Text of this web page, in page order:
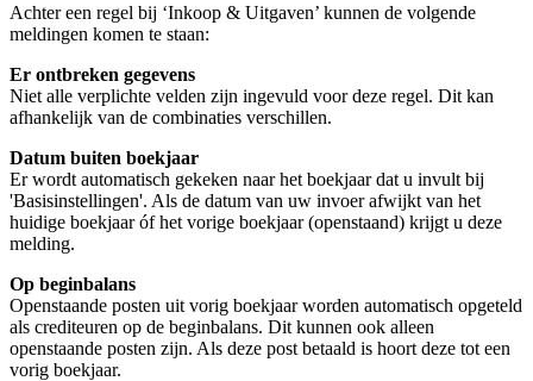
Achter een regel bij ‘Inkoop & Uitgaven’ kunnen de volgende
meldingen komen te staan:
Er ontbreken gegevens
Niet alle verplichte velden zijn ingevuld voor deze regel. Dit kan
afhankelijk van de combinaties verschillen.
Datum buiten boekjaar
Er wordt automatisch gekeken naar het boekjaar dat u invult bij
'Basisinstellingen'. Als de datum van uw invoer afwijkt van het
huidige boekjaar óf het vorige boekjaar (openstaand) krijgt u deze
melding.
Op beginbalans
Openstaande posten uit vorig boekjaar worden automatisch opgeteld
als crediteuren op de beginbalans. Dit kunnen ook alleen
openstaande posten zijn. Als deze post betaald is hoort deze tot een
vorig boekjaar.